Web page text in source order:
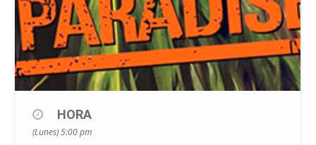
HORA
(Lunes) 5:00 pm